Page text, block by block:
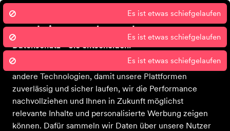
Wir nutzen Cookies um unsere Dienste
zu erbringen und zu verbessern.
Datenschutz - Sie entscheiden!
Sport 2000 und unsere Partner nutzen Cookies und
andere Technologien, damit unsere Plattformen
zuverlässig und sicher laufen, wir die Performance
nachvollziehen und Ihnen in Zukunft möglichst
relevante Inhalte und personalisierte Werbung zeigen
können. Dafür sammeln wir Daten über unsere Nutzer
Bekleidung Schuhe Ausrüstung Sale Gutscheine Blog Über
Es ist etwas schiefgelaufen